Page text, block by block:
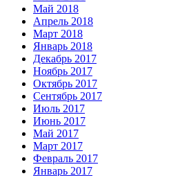
Май 2018
Апрель 2018
Март 2018
Январь 2018
Декабрь 2017
Ноябрь 2017
Октябрь 2017
Сентябрь 2017
Июль 2017
Июнь 2017
Май 2017
Март 2017
Февраль 2017
Январь 2017